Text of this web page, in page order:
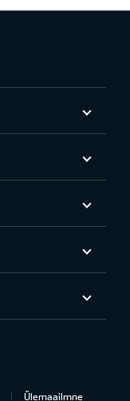
Ülemaailmne